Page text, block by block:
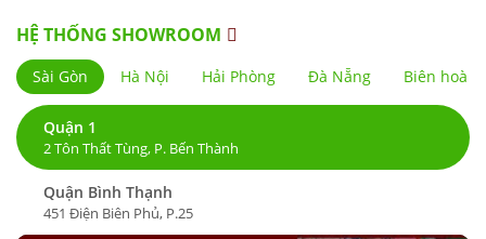
HỆ THỐNG SHOWROOM
Sài Gòn Hà Nội Hải Phòng Đà Nẵng Biên hoà
Quận 1
2 Tôn Thất Tùng, P. Bến Thành
Quận Bình Thạnh
451 Điện Biên Phủ, P.25